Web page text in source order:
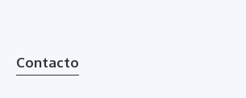
Contacto